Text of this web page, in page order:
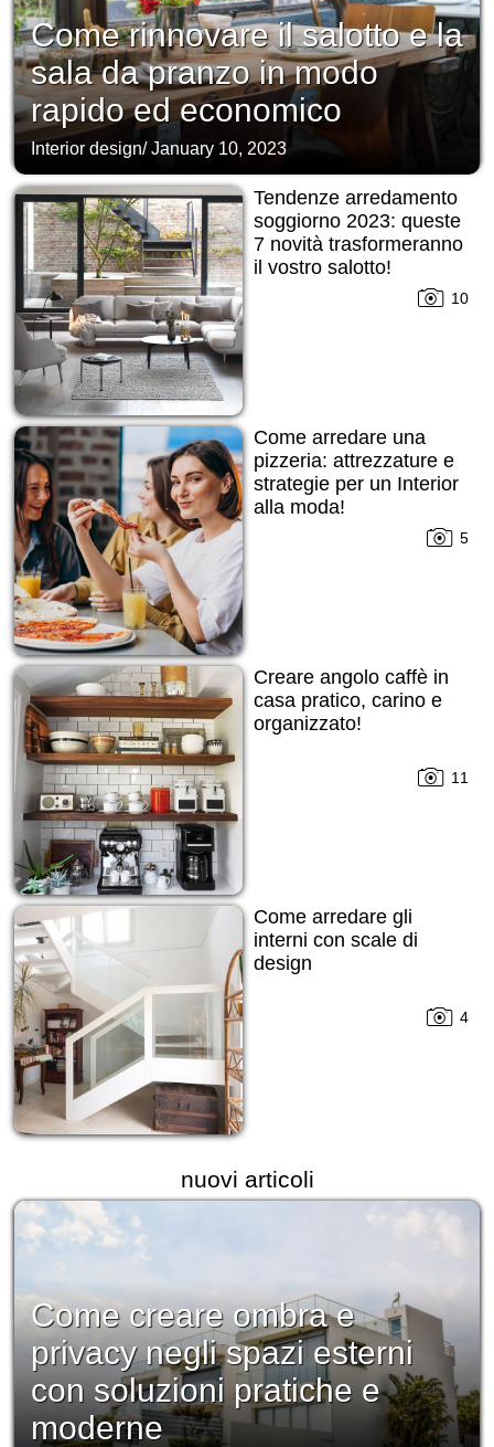
Come rinnovare il salotto e la
sala da pranzo in modo
rapido ed economico
Interior design/ January 10, 2023
Tendenze arredamento
soggiorno 2023: queste
7 novità trasformeranno
il vostro salotto!
10
Come arredare una
pizzeria: attrezzature e
strategie per un Interior
alla moda!
5
Creare angolo caffè in
casa pratico, carino e
organizzato!
11
Come arredare gli
interni con scale di
design
4
nuovi articoli
Come creare ombra e
privacy negli spazi esterni
con soluzioni pratiche e
moderne